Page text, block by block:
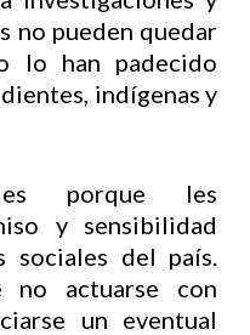
no pueden quedar
lo han padecido
indígenas y
porque les
y sensibilidad
sociales del país.
no actuarse con
un eventual